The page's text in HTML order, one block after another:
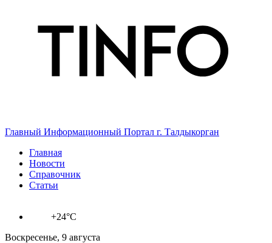
Главный Информационный Портал г. Талдыкорган
Главная
Новости
Справочник
Статьи
+24°C
Воскресенье, 9 августа